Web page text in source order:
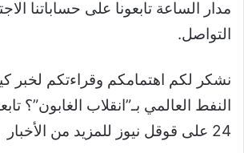
مدار الساعة تابعونا على حساباتنا
التواصل.
نشكر لكم اهتمامكم وقراءتكم لخبر
النفط العالمي بـ”انقلاب الغابون”؟
24 على قوقل نيوز للمزيد من الأخبار